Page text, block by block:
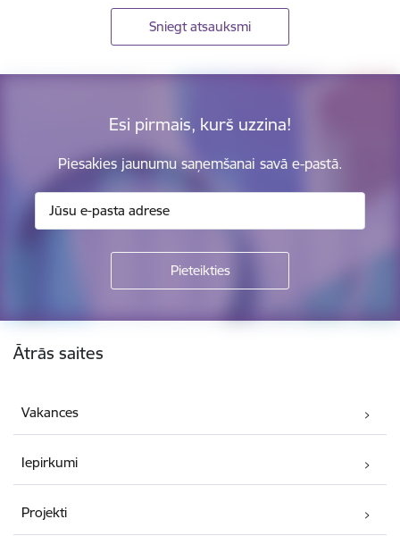
Sniegt atsauksmi
Esi pirmais, kurš uzzina!
Piesakies jaunumu saņemšanai savā e-pastā.
Kājene
Ātrās saites
Vakances
Iepirkumi
Projekti